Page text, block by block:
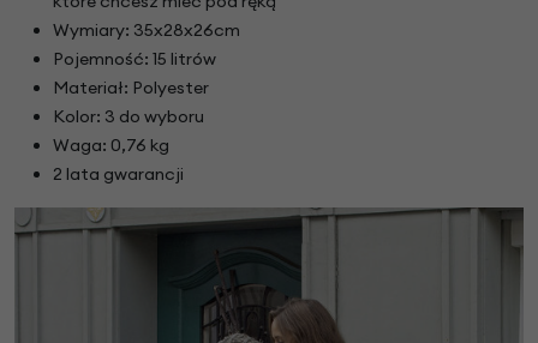
Wymiary: 35x28x26cm
Pojemność: 15 litrów
Materiał: Polyester
Kolor: 3 do wyboru
Waga: 0,76 kg
2 lata gwarancji